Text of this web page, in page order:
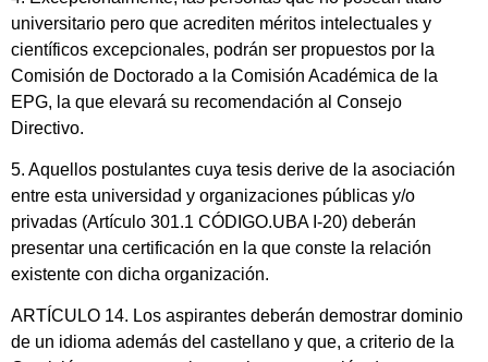
universitario pero que acrediten méritos intelectuales y
científicos excepcionales, podrán ser propuestos por la
Comisión de Doctorado a la Comisión Académica de la
EPG, la que elevará su recomendación al Consejo
Directivo.
5. Aquellos postulantes cuya tesis derive de la asociación
entre esta universidad y organizaciones públicas y/o
privadas (Artículo 301.1 CÓDIGO.UBA I-20) deberán
presentar una certificación en la que conste la relación
existente con dicha organización.
ARTÍCULO 14. Los aspirantes deberán demostrar dominio
de un idioma además del castellano y que, a criterio de la